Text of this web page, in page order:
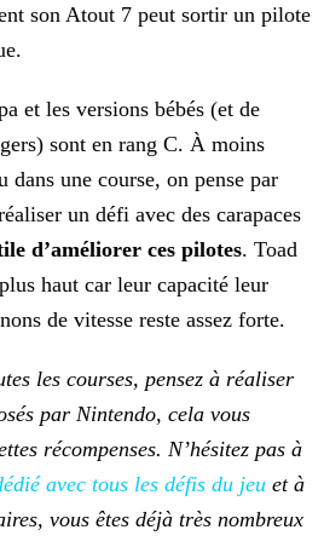
son Atout 7 peut sortir un pilote
et les versions bébés (et de
sont en rang C. À moins
dans une course, on pense par
un défi avec des carapaces
d’améliorer ces pilotes. Toad
haut car leur capacité leur
de vitesse reste assez forte.
les courses, pensez à réaliser
par Nintendo, cela vous
récompenses. N’hésitez pas à
avec tous les défis du jeu et à
vous êtes déjà très nombreux